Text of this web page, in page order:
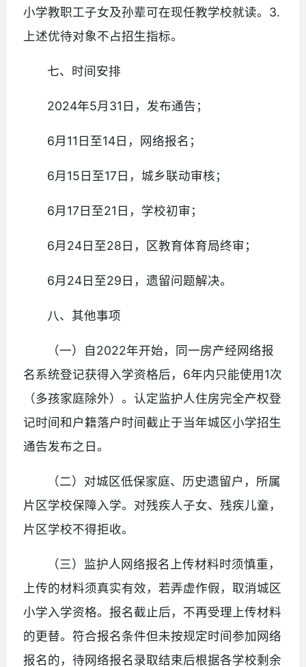
小学教职工子女及孙辈可在现任教学校就读。3.
上述优待对象不占招生指标。
七、时间安排
2024年5月31日，发布通告；
6月11日至14日，网络报名；
6月15日至17日，城乡联动审核；
6月17日至21日，学校初审；
6月24日至28日，区教育体育局终审；
6月24日至29日，遗留问题解决。
八、其他事项
（一）自2022年开始，同一房产经网络报
名系统登记获得入学资格后，6年内只能使用1次
（多孩家庭除外）。认定监护人住房完全产权登
记时间和户籍落户时间截止于当年城区小学招生
通告发布之日。
（二）对城区低保家庭、历史遗留户，所属
片区学校保障入学。对残疾人子女、残疾儿童，
片区学校不得拒收。
（三）监护人网络报名上传材料时须慎重，
上传的材料须真实有效，若弄虚作假，取消城区
小学入学资格。报名截止后，不再受理上传材料
的更替。符合报名条件但未按规定时间参加网络
报名的，待网络报名录取结束后根据各学校剩余